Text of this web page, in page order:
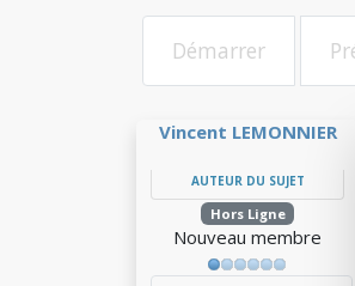
Démarrer
Vincent LEMONNIER
AUTEUR DU SUJET
Hors Ligne
Nouveau membre